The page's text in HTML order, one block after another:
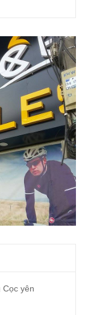
Cọc yên